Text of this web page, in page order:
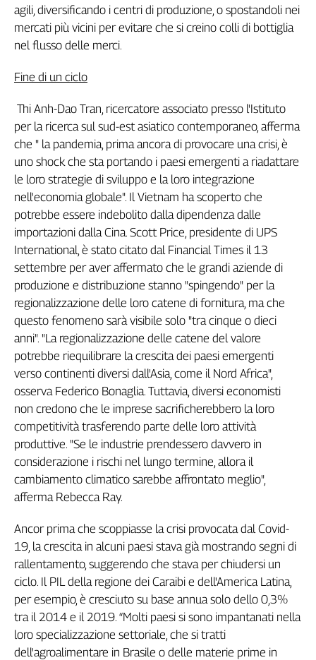
agili, diversificando i centri di produzione, o spostandoli nei
mercati più vicini per evitare che si creino colli di bottiglia
nel flusso delle merci.
Fine di un ciclo
Thi Anh-Dao Tran, ricercatore associato presso l'Istituto
per la ricerca sul sud-est asiatico contemporaneo, afferma
che " la pandemia, prima ancora di provocare una crisi, è
uno shock che sta portando i paesi emergenti a riadattare
le loro strategie di sviluppo e la loro integrazione
nell'economia globale". Il Vietnam ha scoperto che
potrebbe essere indebolito dalla dipendenza dalle
importazioni dalla Cina. Scott Price, presidente di UPS
International, è stato citato dal Financial Times il 13
settembre per aver affermato che le grandi aziende di
produzione e distribuzione stanno "spingendo" per la
regionalizzazione delle loro catene di fornitura, ma che
questo fenomeno sarà visibile solo "tra cinque o dieci
anni". "La regionalizzazione delle catene del valore
potrebbe riequilibrare la crescita dei paesi emergenti
verso continenti diversi dall'Asia, come il Nord Africa",
osserva Federico Bonaglia. Tuttavia, diversi economisti
non credono che le imprese sacrificherebbero la loro
competitività trasferendo parte delle loro attività
produttive. "Se le industrie prendessero davvero in
considerazione i rischi nel lungo termine, allora il
cambiamento climatico sarebbe affrontato meglio",
afferma Rebecca Ray.
Ancor prima che scoppiasse la crisi provocata dal Covid-
19, la crescita in alcuni paesi stava già mostrando segni di
rallentamento, suggerendo che stava per chiudersi un
ciclo. Il PIL della regione dei Caraibi e dell'America Latina,
per esempio, è cresciuto su base annua solo dello 0,3%
tra il 2014 e il 2019. “Molti paesi si sono impantanati nella
loro specializzazione settoriale, che si tratti
dell'agroalimentare in Brasile o delle materie prime in